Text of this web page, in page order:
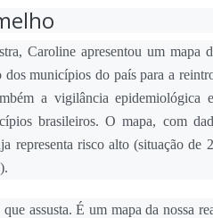
Caroline apresentou um
municípios do país para a
a vigilância epidemiológica
brasileiros. O mapa, com
representa risco alto (situação
que assusta. É um mapa da nossa